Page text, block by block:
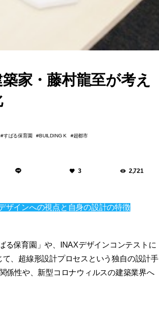
家・藤村龍至が考え
すばる保育園 BUILDING K 超都市
3 2,721
ザインへの視点と自身の設計の特徴
る保育園」や、INAXデザインコンテストに
、超線形設計プロセスという独自の設計手
係性や、新型コロナウィルスの建築業界へ